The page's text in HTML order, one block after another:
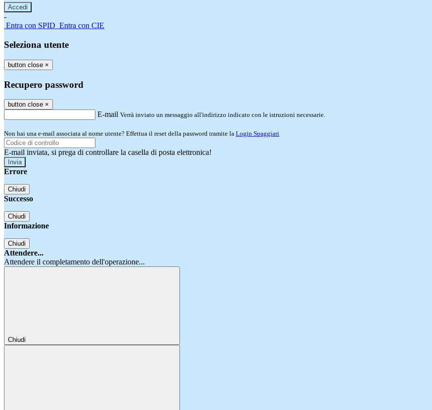
-
Entra con SPID Entra con CIE
Seleziona utente
button close ×
Recupero password
button close ×
E-mail Verrà inviato un messaggio all'indirizzo indicato con le istruzioni necessarie.
Non hai una e-mail associata al nome utente? Effettua il reset della password tramite la Login Spaggiari
E-mail inviata, si prega di controllare la casella di posta elettronica!
Errore
Chiudi
Successo
Chiudi
Informazione
Chiudi
Attendere...
Attendere il completamento dell'operazione...
Chiudi